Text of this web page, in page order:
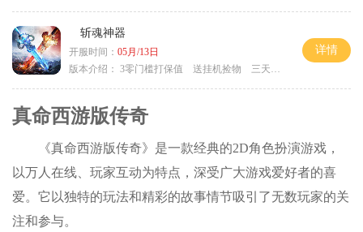
斩魂神器
开服时间： 05月/13日
版本介绍： 3零门槛打保值 送挂机捡物 三天合区
详情
真命西游版传奇
《真命西游版传奇》是一款经典的2D角色扮演游戏，
以万人在线、玩家互动为特点，深受广大游戏爱好者的喜
爱。它以独特的玩法和精彩的故事情节吸引了无数玩家的关
注和参与。